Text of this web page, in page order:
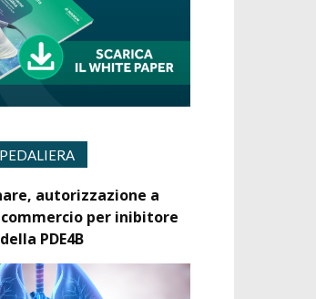
autorizzazione a
per inibitore
PDE4B